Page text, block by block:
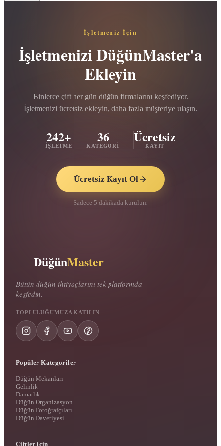
İşletmeniz İçin
İşletmenizi DüğünMaster'a
Ekleyin
Binlerce çift her gün düğün firmalarını keşfediyor.
İşletmenizi ücretsiz ekleyin, daha fazla müşteriye ulaşın.
242+
İŞLETME
36
KATEGORI
Ücretsiz
KAYIT
Ücretsiz Kayıt Ol
Sadece 5 dakikada kurulum
DüğünMaster
Bütün düğün ihtiyaçlarını tek platformda
keşfedin.
TOPLULUĞUMUZA KATILIN
Popüler Kategoriler
Düğün Mekanları
Gelinlik
Damatlık
Düğün Organizasyon
Düğün Fotoğrafçıları
Düğün Davetiyesi
Çiftler için